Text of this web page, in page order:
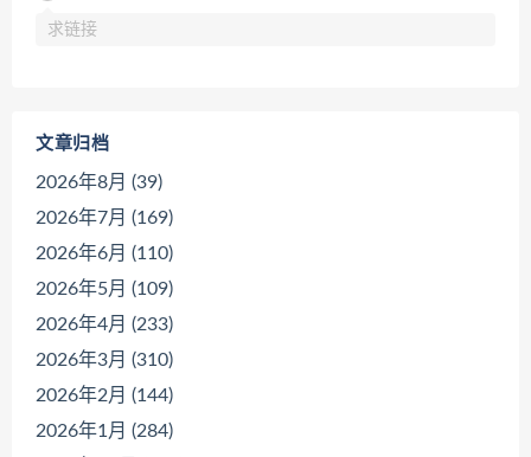
求链接
文章归档
2026年8月 (39)
2026年7月 (169)
2026年6月 (110)
2026年5月 (109)
2026年4月 (233)
2026年3月 (310)
2026年2月 (144)
2026年1月 (284)